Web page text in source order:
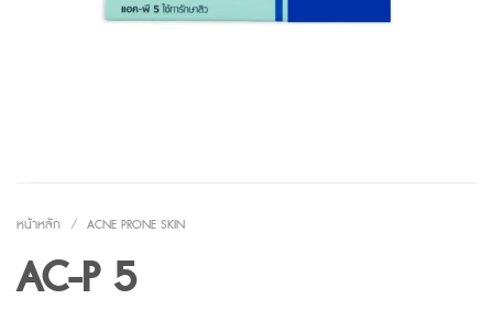
หน้าหลัก / ACNE PRONE SKIN
AC-P 5